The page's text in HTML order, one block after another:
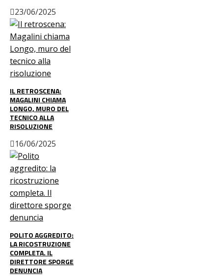
23/06/2025
IL RETROSCENA:
MAGALINI CHIAMA
LONGO, MURO DEL
TECNICO ALLA
RISOLUZIONE
16/06/2025
POLITO AGGREDITO:
LA RICOSTRUZIONE
COMPLETA. IL
DIRETTORE SPORGE
DENUNCIA